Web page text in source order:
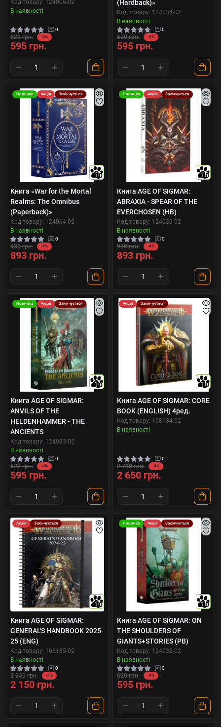
Код товару: 124006-02
В наявності
0
620 грн. -4%
595 грн.
(Hardback)»
Код товару: 124034-02
В наявності
0
620 грн. -4%
595 грн.
Новинка Акція Закінчується
10
Книга «War for the Mortal
Realms: The Omnibus
(Paperback)»
Код товару: 124064-02
В наявності
0
930 грн. -4%
893 грн.
Новинка Акція Закінчується
10
Книга AGE OF SIGMAR:
ABRAXIA - SPEAR OF THE
EVERCHOSEN (HB)
Код товару: 124039-02
В наявності
0
930 грн. -4%
893 грн.
Новинка Акція Закінчується
10
Книга AGE OF SIGMAR:
ANVILS OF THE
HELDENHAMMER - THE
ANCIENTS
Код товару: 124033-02
В наявності
0
620 грн. -4%
595 грн.
Акція Закінчується
10
Книга AGE OF SIGMAR: CORE
BOOK (ENGLISH) 4ред.
Код товару: 108134-02
В наявності
0
2 760 грн. -4%
2 650 грн.
Акція Закінчується
10
Книга AGE OF SIGMAR:
GENERAL'S HANDBOOK 2025-
25 (ENG)
Код товару: 108135-02
В наявності
0
2 240 грн. -4%
2 150 грн.
Новинка Акція Закінчується
10
Книга AGE OF SIGMAR: ON
THE SHOULDERS OF
GIANTS+STORIES (PB)
Код товару: 124032-02
В наявності
0
620 грн. -4%
595 грн.